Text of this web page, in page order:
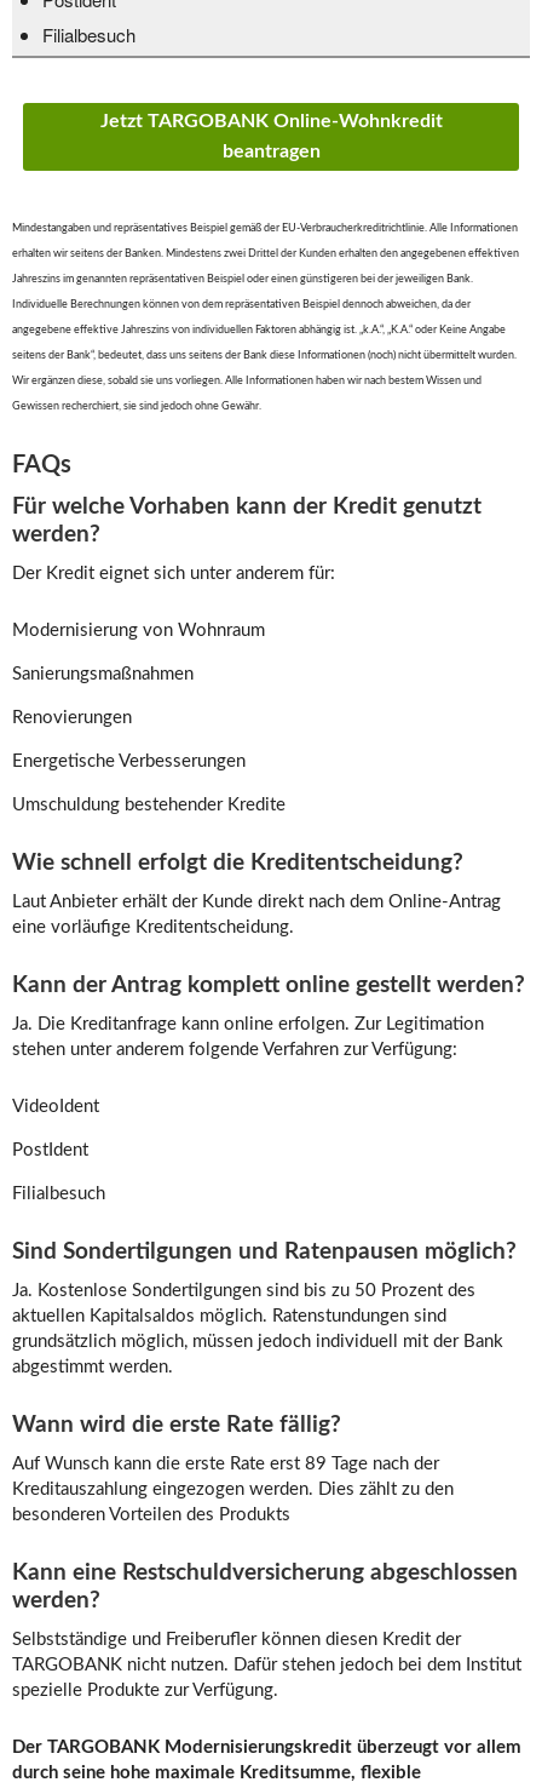
Filialbesuch
Jetzt TARGOBANK Online-Wohnkredit
beantragen
Mindestangaben und repräsentatives Beispiel gemäß der EU-Verbraucherkreditrichtlinie. Alle Informationen
erhalten wir seitens der Banken. Mindestens zwei Drittel der Kunden erhalten den angegebenen effektiven
Jahreszins im genannten repräsentativen Beispiel oder einen günstigeren bei der jeweiligen Bank.
Individuelle Berechnungen können von dem repräsentativen Beispiel dennoch abweichen, da der
angegebene effektive Jahreszins von individuellen Faktoren abhängig ist. „k.A.“, „K.A.“ oder Keine Angabe
seitens der Bank“, bedeutet, dass uns seitens der Bank diese Informationen (noch) nicht übermittelt wurden.
Wir ergänzen diese, sobald sie uns vorliegen. Alle Informationen haben wir nach bestem Wissen und
Gewissen recherchiert, sie sind jedoch ohne Gewähr.
FAQs
Für welche Vorhaben kann der Kredit genutzt
werden?
Der Kredit eignet sich unter anderem für:
Modernisierung von Wohnraum
Sanierungsmaßnahmen
Renovierungen
Energetische Verbesserungen
Umschuldung bestehender Kredite
Wie schnell erfolgt die Kreditentscheidung?
Laut Anbieter erhält der Kunde direkt nach dem Online-Antrag
eine vorläufige Kreditentscheidung.
Kann der Antrag komplett online gestellt werden?
Ja. Die Kreditanfrage kann online erfolgen. Zur Legitimation
stehen unter anderem folgende Verfahren zur Verfügung:
VideoIdent
PostIdent
Filialbesuch
Sind Sondertilgungen und Ratenpausen möglich?
Ja. Kostenlose Sondertilgungen sind bis zu 50 Prozent des
aktuellen Kapitalsaldos möglich. Ratenstundungen sind
grundsätzlich möglich, müssen jedoch individuell mit der Bank
abgestimmt werden.
Wann wird die erste Rate fällig?
Auf Wunsch kann die erste Rate erst 89 Tage nach der
Kreditauszahlung eingezogen werden. Dies zählt zu den
besonderen Vorteilen des Produkts
Kann eine Restschuldversicherung abgeschlossen
werden?
Selbstständige und Freiberufler können diesen Kredit der
TARGOBANK nicht nutzen. Dafür stehen jedoch bei dem Institut
spezielle Produkte zur Verfügung.
Der TARGOBANK Modernisierungskredit überzeugt vor allem
durch seine hohe maximale Kreditsumme, flexible